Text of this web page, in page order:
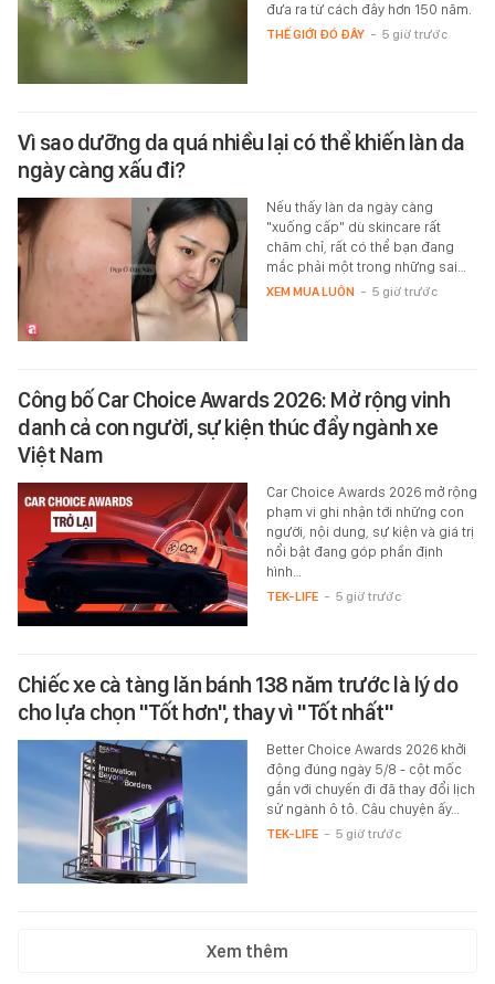
đưa ra từ cách đây hơn 150 năm.
THẾ GIỚI ĐÓ ĐÂY - 5 giờ trước
Vì sao dưỡng da quá nhiều lại có thể khiến làn da
ngày càng xấu đi?
Nếu thấy làn da ngày càng
"xuống cấp" dù skincare rất
chăm chỉ, rất có thể bạn đang
mắc phải một trong những sai…
XEM MUA LUÔN - 5 giờ trước
Công bố Car Choice Awards 2026: Mở rộng vinh
danh cả con người, sự kiện thúc đẩy ngành xe
Việt Nam
Car Choice Awards 2026 mở rộng
phạm vi ghi nhận tới những con
người, nội dung, sự kiện và giá trị
nổi bật đang góp phần định
hình…
TEK-LIFE - 5 giờ trước
Chiếc xe cà tàng lăn bánh 138 năm trước là lý do
cho lựa chọn "Tốt hơn", thay vì "Tốt nhất"
Better Choice Awards 2026 khởi
động đúng ngày 5/8 - cột mốc
gắn với chuyến đi đã thay đổi lịch
sử ngành ô tô. Câu chuyện ấy…
TEK-LIFE - 5 giờ trước
Xem thêm